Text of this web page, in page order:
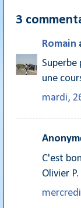
3
Romain
une
mardi,
C'est
Olivier P.